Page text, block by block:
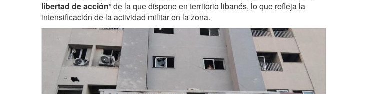
libertad de acción” de la que dispone en territorio libanés, lo que refleja la
intensificación de la actividad militar en la zona.